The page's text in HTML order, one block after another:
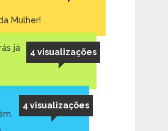
Mulher!
4 visualizações
já
4 visualizações